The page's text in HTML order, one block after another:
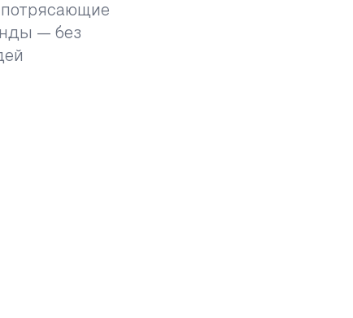
— без